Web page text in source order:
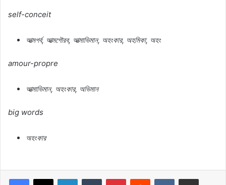
self-conceit
আত্মগর্ব, আত্মগৌরব, আত্মাভিমান, অহংকার, অহমিকা, অহং
amour-propre
আত্মাভিমান, অহংকার, অভিমান
big words
অহংকার
LinkedInTumblr PinterestReddit VKontakteShare via Email